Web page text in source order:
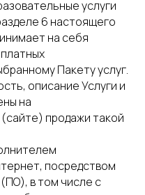
услуги
6 настоящего
на себя
Пакету услуг.
описание Услуги и
на
продажи такой
посредством
в том числе с